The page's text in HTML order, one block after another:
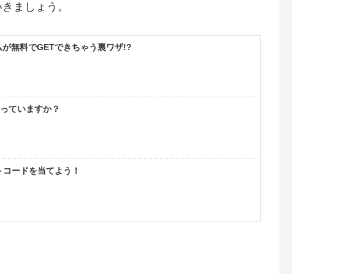
ましょう。
無料でGETできちゃう裏ワザ!?
ていますか？
ードを当てよう！